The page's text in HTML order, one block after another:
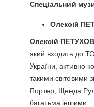
Спеціальний
Олексій
Олексій
який входить до
України, активно
такими світовими
Портер, Щенда
багатьма іншими.